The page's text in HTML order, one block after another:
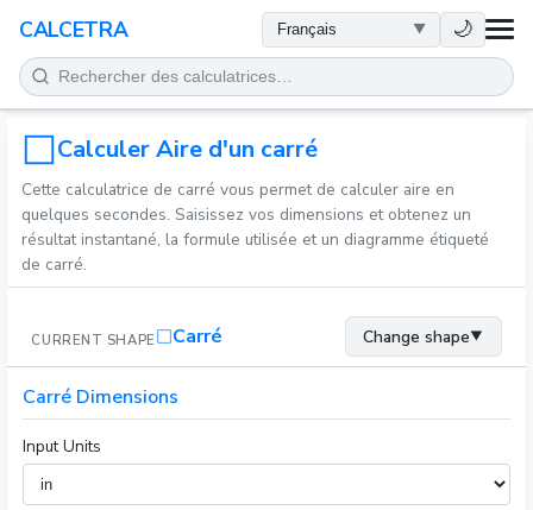
CALCETRA 🌙
MATHÉMATIQUES
CONVERSIONS
SCIENCE
QUOTIDIEN
AUTRES OUTILS
Calculer Aire d'un carré
Cette calculatrice de carré vous permet de calculer aire en
quelques secondes. Saisissez vos dimensions et obtenez un
résultat instantané, la formule utilisée et un diagramme étiqueté
de carré.
CURRENT SHAPE Carré Change shape▼
Carré Dimensions
Input Units